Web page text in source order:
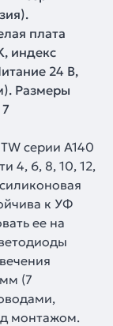
плата
индекс
24 В,
Размеры
серии A140
4, 6, 8, 10, 12,
к УФ
ее на
(7
монтажом.